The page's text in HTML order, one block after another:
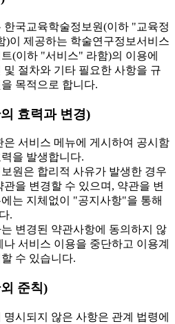
한국교육학술정보원(이하 "교육정
)이 제공하는 학술연구정보서비스
(이하 "서비스" 라함)의 이용에
및 절차와 기타 필요한 사항을 규
목적으로 합니다.
효력과 변경)
서비스 메뉴에 게시하여 공시함
을 발생합니다.
원은 합리적 사유가 발생한 경우
관을 변경할 수 있으며, 약관을 변
는 지체없이 "공지사항"을 통해
.
변경된 약관사항에 동의하지 않
나 서비스 이용을 중단하고 이용계
수 있습니다.
준칙)
명시되지 않은 사항은 관계 법령에